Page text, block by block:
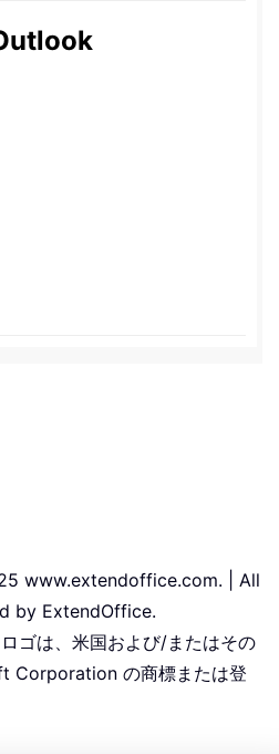
www.extendoffice.com. | All
by ExtendOffice.
ゴは、米国および/またはその
Corporation の商標または登